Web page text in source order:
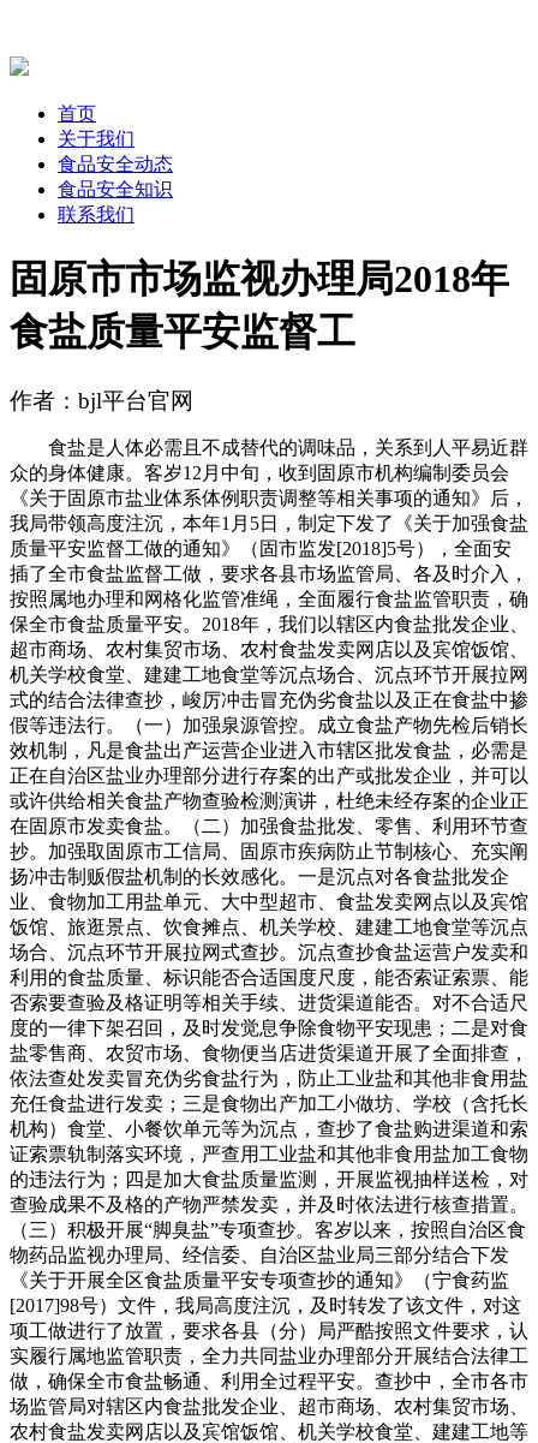
首页
关于我们
食品安全动态
食品安全知识
联系我们
固原市市场监视办理局2018年
食盐质量平安监督工
作者：bjl平台官网
食盐是人体必需且不成替代的调味品，关系到人平易近群
众的身体健康。客岁12月中旬，收到固原市机构编制委员会
《关于固原市盐业体系体例职责调整等相关事项的通知》后，
我局带领高度注沉，本年1月5日，制定下发了《关于加强食盐
质量平安监督工做的通知》（固市监发[2018]5号），全面安
插了全市食盐监督工做，要求各县市场监管局、各及时介入，
按照属地办理和网格化监管准绳，全面履行食盐监管职责，确
保全市食盐质量平安。2018年，我们以辖区内食盐批发企业、
超市商场、农村集贸市场、农村食盐发卖网店以及宾馆饭馆、
机关学校食堂、建建工地食堂等沉点场合、沉点环节开展拉网
式的结合法律查抄，峻厉冲击冒充伪劣食盐以及正在食盐中掺
假等违法行。（一）加强泉源管控。成立食盐产物先检后销长
效机制，凡是食盐出产运营企业进入市辖区批发食盐，必需是
正在自治区盐业办理部分进行存案的出产或批发企业，并可以
或许供给相关食盐产物查验检测演讲，杜绝未经存案的企业正
在固原市发卖食盐。（二）加强食盐批发、零售、利用环节查
抄。加强取固原市工信局、固原市疾病防止节制核心、充实阐
扬冲击制贩假盐机制的长效感化。一是沉点对各食盐批发企
业、食物加工用盐单元、大中型超市、食盐发卖网点以及宾馆
饭馆、旅逛景点、饮食摊点、机关学校、建建工地食堂等沉点
场合、沉点环节开展拉网式查抄。沉点查抄食盐运营户发卖和
利用的食盐质量、标识能否合适国度尺度，能否索证索票、能
否索要查验及格证明等相关手续、进货渠道能否。对不合适尺
度的一律下架召回，及时发觉息争除食物平安现患；二是对食
盐零售商、农贸市场、食物便当店进货渠道开展了全面排查，
依法查处发卖冒充伪劣食盐行为，防止工业盐和其他非食用盐
充任食盐进行发卖；三是食物出产加工小做坊、学校（含托长
机构）食堂、小餐饮单元等为沉点，查抄了食盐购进渠道和索
证索票轨制落实环境，严查用工业盐和其他非食用盐加工食物
的违法行为；四是加大食盐质量监测，开展监视抽样送检，对
查验成果不及格的产物严禁发卖，并及时依法进行核查措置。
（三）积极开展“脚臭盐”专项查抄。客岁以来，按照自治区食
物药品监视办理局、经信委、自治区盐业局三部分结合下发
《关于开展全区食盐质量平安专项查抄的通知》（宁食药监
[2017]98号）文件，我局高度注沉，及时转发了该文件，对这
项工做进行了放置，要求各县（分）局严酷按照文件要求，认
实履行属地监管职责，全力共同盐业办理部分开展结合法律工
做，确保全市食盐畅通、利用全过程平安。查抄中，全市各市
场监管局对辖区内食盐批发企业、超市商场、农村集贸市场、
农村食盐发卖网店以及宾馆饭馆、机关学校食堂、建建工地等